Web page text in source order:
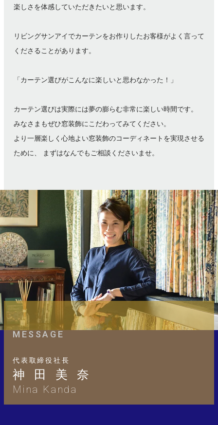
楽しさを体感していただきたいと思います。
リビングサンアイでカーテンをお作りしたお客様がよく言って
くださることがあります。
「カーテン選びがこんなに楽しいと思わなかった！」
カーテン選びは実際には夢の膨らむ非常に楽しい時間です。
みなさまもぜひ窓装飾にこだわってみてください。
より一層楽しく心地よい窓装飾のコーディネートを実現させる
ために、
まずはなんでもご相談くださいませ。
MESSAGE
代表取締役社長
神田美奈
Mina Kanda